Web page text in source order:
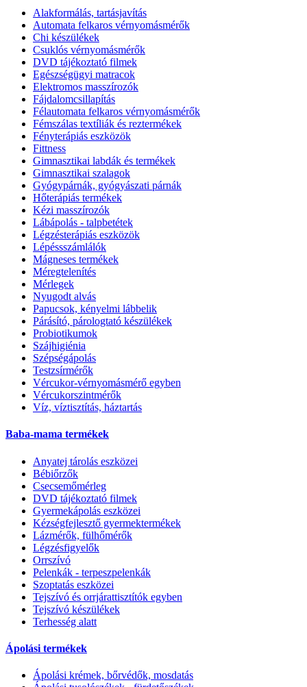
Alakformálás, tartásjavítás
Automata felkaros vérnyomásmérők
Chi készülékek
Csuklós vérnyomásmérők
DVD tájékoztató filmek
Egészségügyi matracok
Elektromos masszírozók
Fájdalomcsillapítás
Félautomata felkaros vérnyomásmérők
Fémszálas textíliák és reztermékek
Fényterápiás eszközök
Fittness
Gimnasztikai labdák és termékek
Gimnasztikai szalagok
Gyógypárnák, gyógyászati párnák
Hőterápiás termékek
Kézi masszírozók
Lábápolás - talpbetétek
Légzésterápiás eszközök
Lépéssszámlálók
Mágneses termékek
Méregtelenítés
Mérlegek
Nyugodt alvás
Papucsok, kényelmi lábbelik
Párásító, párologtató készülékek
Probiotikumok
Szájhigiénia
Szépségápolás
Testzsírmérők
Vércukor-vérnyomásmérő egyben
Vércukorszintmérők
Víz, víztisztítás, háztartás
Baba-mama termékek
Anyatej tárolás eszközei
Bébiőrzők
Csecsemőmérleg
DVD tájékoztató filmek
Gyermekápolás eszközei
Kézségfejlesztő gyermektermékek
Lázmérők, fülhőmérők
Légzésfigyelők
Orrszívó
Pelenkák - terpeszpelenkák
Szoptatás eszközei
Tejszívó és orrjárattisztítók egyben
Tejszívó készülékek
Terhesség alatt
Ápolási termékek
Ápolási krémek, bőrvédők, mosdatás